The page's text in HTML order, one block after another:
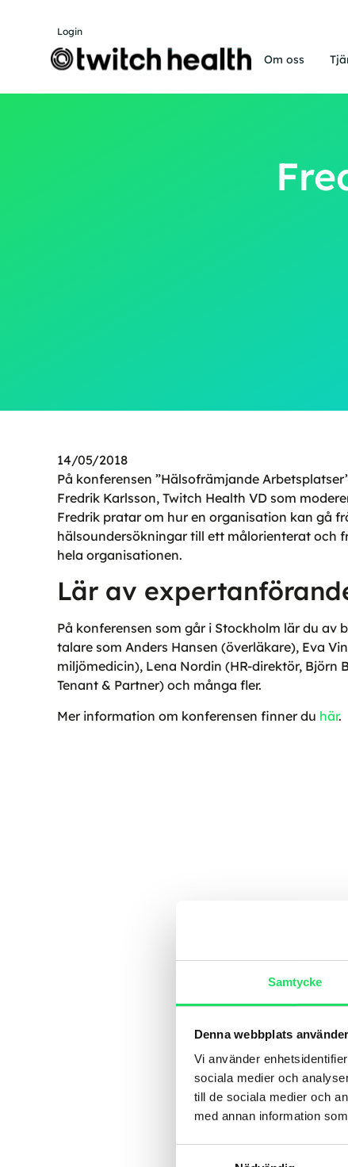
Samtycke
Denna webbplats
Vi använder
sociala medier och
till de sociala medier och
med annan information
Login
Om oss
14/05/2018
På konferensen ”Hälsofrämjande
Fredrik Karlsson, Twitch Health VD som
Fredrik pratar om hur en organisation kan gå
hälsoundersökningar till ett målorienterat och
hela organisationen.
Lär av
På konferensen som går i Stockholm lär du
talare som Anders Hansen (överläkare), Eva
miljömedicin), Lena Nordin (HR-direktör, Björn
Tenant & Partner) och många fler.
Mer information om konferensen finner du här.